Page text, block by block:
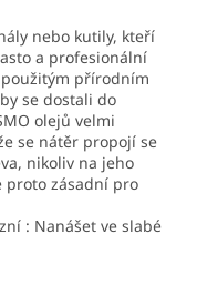
nebo kutily, kteří
a profesionální
přírodním
se dostali do
olejů velmi
se nátěr propojí se
nikoliv na jeho
proto zásadní pro
: Nanášet ve slabé